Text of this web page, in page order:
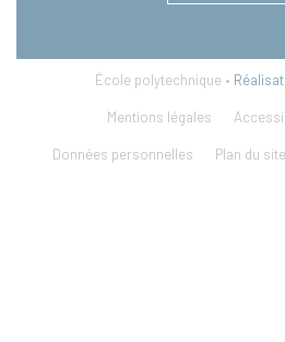
École polytechnique •
Mentions légales
Données personnelles Plan du site